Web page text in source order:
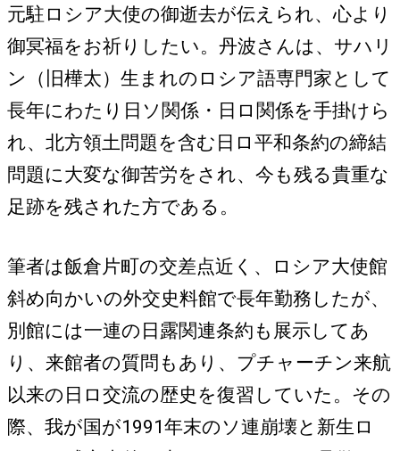
元駐ロシア大使の御逝去が伝えられ、心より
御冥福をお祈りしたい。丹波さんは、サハリ
ン（旧樺太）生まれのロシア語専門家として
長年にわたり日ソ関係・日ロ関係を手掛けら
れ、北方領土問題を含む日ロ平和条約の締結
問題に大変な御苦労をされ、今も残る貴重な
足跡を残された方である。
筆者は飯倉片町の交差点近く、ロシア大使館
斜め向かいの外交史料館で長年勤務したが、
別館には一連の日露関連条約も展示してあ
り、来館者の質問もあり、プチャーチン来航
以来の日ロ交流の歴史を復習していた。その
際、我が国が1991年末のソ連崩壊と新生ロ